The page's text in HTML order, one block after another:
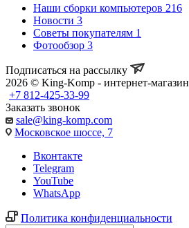
Наши сборки компьютеров 216
Новости 3
Советы покупателям 1
Фотообзор 3
Подписаться на рассылку
2026 © King-Komp - интернет-магазин
+7 812-425-33-99
Заказать звонок
sale@king-komp.com
Московское шоссе, 7
Вконтакте
Telegram
YouTube
WhatsApp
Политика конфиденциальности